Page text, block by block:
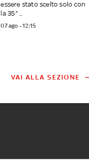
essere stato scelto solo con
la 35^...
07 ago - 12:15
VAI ALLA SEZIONE